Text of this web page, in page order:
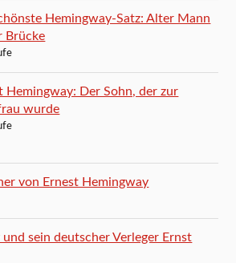
Hemingway-Satz: Alter Mann
Brücke
Hemingway: Der Sohn, der zur
wurde
von Ernest Hemingway
sein deutscher Verleger Ernst